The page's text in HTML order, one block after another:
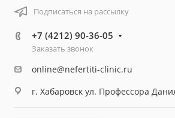
Подписаться на рассылку
+7 (4212) 90-36-05
Заказать звонок
online@nefertiti-clinic.ru
г. Хабаровск ул. Профессора